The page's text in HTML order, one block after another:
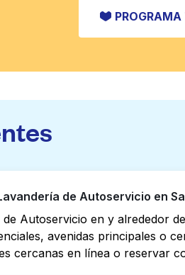
de Autoservicio en
Autoservicio en y alrededor
avenidas principales o
cercanas en línea o reservar